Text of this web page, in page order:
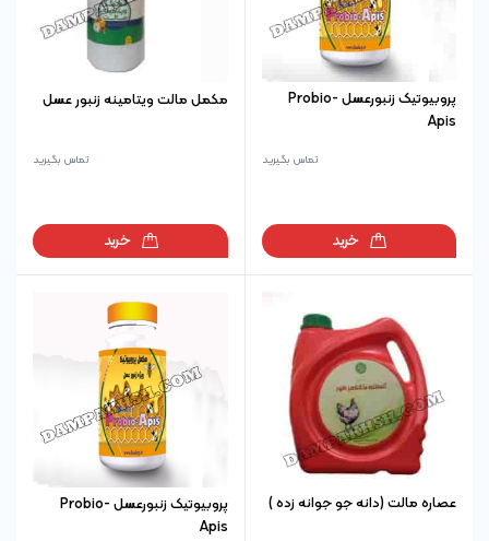
پروبیوتیک زنبورعسل Probio-
Apis
تماس بگیرید
خرید
مکمل مالت ویتامینه زنبور عسل
تماس بگیرید
خرید
عصاره مالت (دانه جو جوانه زده )
پروبیوتیک زنبورعسل Probio-
Apis